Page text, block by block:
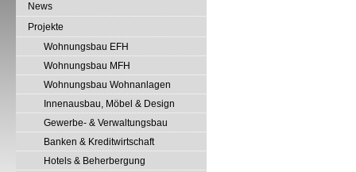
News
Projekte
Wohnungsbau EFH
Wohnungsbau MFH
Wohnungsbau Wohnanlagen
Innenausbau, Möbel & Design
Gewerbe- & Verwaltungsbau
Banken & Kreditwirtschaft
Hotels & Beherbergung